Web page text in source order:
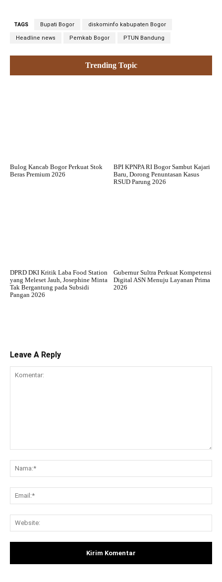
TAGS Bupati Bogor diskominfo kabupaten Bogor
Headline news Pemkab Bogor PTUN Bandung
Trending Topic
Bulog Kancab Bogor Perkuat Stok
Beras Premium 2026
BPI KPNPA RI Bogor Sambut Kajari
Baru, Dorong Penuntasan Kasus
RSUD Parung 2026
DPRD DKI Kritik Laba Food Station
yang Meleset Jauh, Josephine Minta
Tak Bergantung pada Subsidi
Pangan 2026
Gubernur Sultra Perkuat Kompetensi
Digital ASN Menuju Layanan Prima
2026
Leave A Reply